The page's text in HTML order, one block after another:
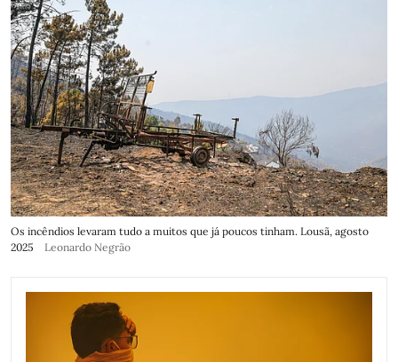
Os incêndios levaram tudo a muitos que já poucos tinham. Lousã, agosto
2025
Leonardo Negrão